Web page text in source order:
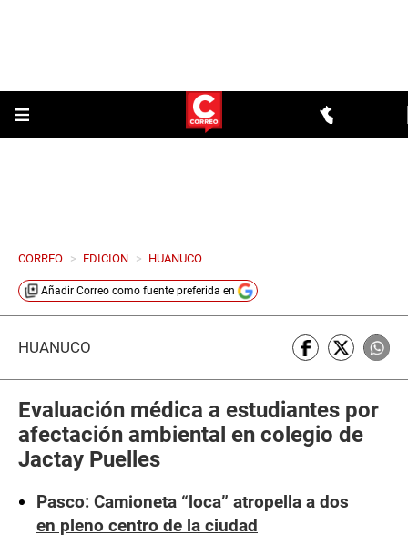
CORREO > EDICION > HUANUCO
Añadir Correo como fuente preferida en
HUÁNUCO
Evaluación médica a estudiantes por
afectación ambiental en colegio de
Jactay Puelles
Pasco: Camioneta “loca” atropella a dos
en pleno centro de la ciudad